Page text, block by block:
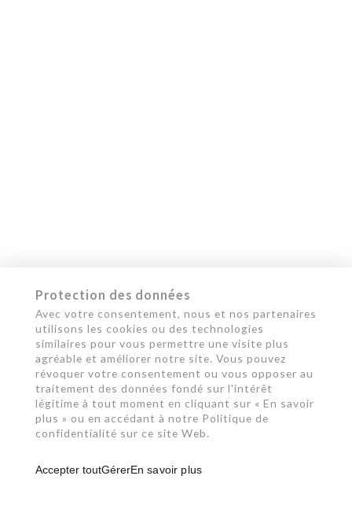
Protection des données
Avec votre consentement, nous et nos partenaires
utilisons les cookies ou des technologies
similaires pour vous permettre une visite plus
agréable et améliorer notre site. Vous pouvez
révoquer votre consentement ou vous opposer au
traitement des données fondé sur l'intérêt
légitime à tout moment en cliquant sur « En savoir
plus » ou en accédant à notre Politique de
confidentialité sur ce site Web.
Accepter toutGérerEn savoir plus